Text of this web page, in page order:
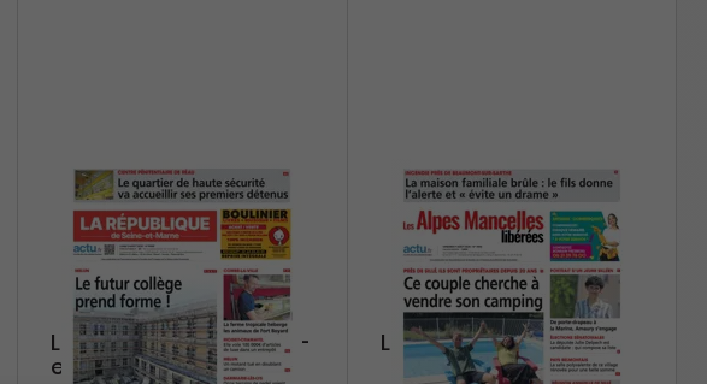
La République de Seine-
et-Marne (A)
Les Alpes Mancelles